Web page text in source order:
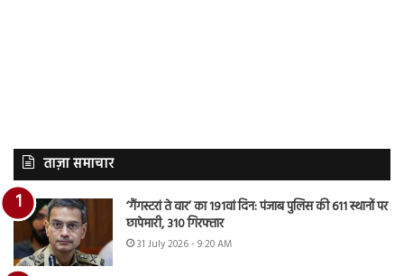
ताज़ा समाचार
‘गैंगस्टरां ते वार’ का 191वां दिन: पंजाब पुलिस की 611 स्थानों पर
छापेमारी, 310 गिरफ्तार
31 July 2026 - 9:20 AM